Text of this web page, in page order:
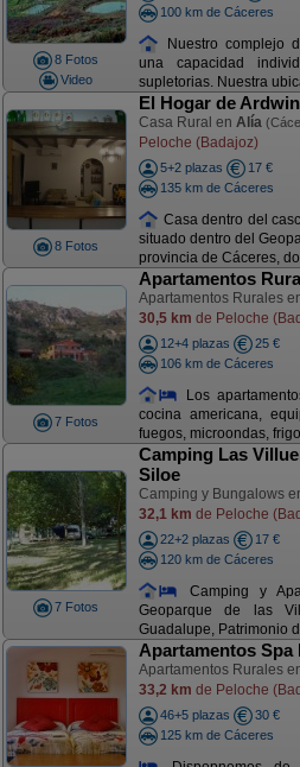
8 Fotos
Video
100 km de Cáceres
Nuestro complejo
una capacidad
supletorias. Nuestra
8 Fotos
El Hogar de
Casa Rural en Alía
Peloche (Badajoz)
5+2 plazas
17 €
135 km de Cáceres
Casa dentro del
situado dentro del
provincia de Cáceres,
7 Fotos
Apartamentos
Apartamentos Rurales
30,5 km de Peloche
12+4 plazas
25 €
106 km de Cáceres
Los
cocina americana,
fuegos, microondas,
7 Fotos
Camping Las
Siloe
Camping y Bungalows
32,1 km de Peloche
22+2 plazas
17 €
120 km de Cáceres
Camping y
Geoparque de las
Guadalupe, Patrimonio
Apartamentos Spa
Apartamentos Rurales
33,2 km de Peloche
46+5 plazas
30 €
125 km de Cáceres